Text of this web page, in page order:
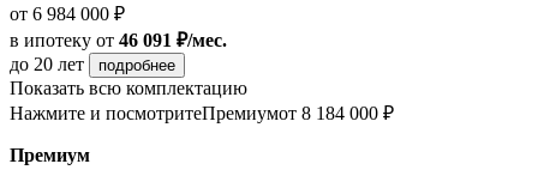
от 6 984 000 ₽
в ипотеку от 46 091 ₽/мес.
до 20 лет
подробнее
Показать всю комплектацию
Нажмите и посмотритеПремиумот 8 184 000 ₽
Премиум